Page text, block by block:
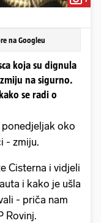
na Googleu
koja su dignula
na sigurno.
se radi o
ponedjeljak oko
- zmiju.
Cisterna i vidjeli
i kako je ušla
- priča nam
Rovinj.